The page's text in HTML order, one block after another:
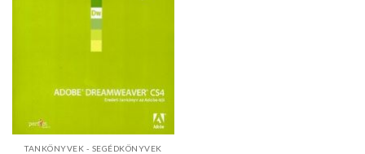
TANKÖNYVEK - SEGÉDKÖNYVEK